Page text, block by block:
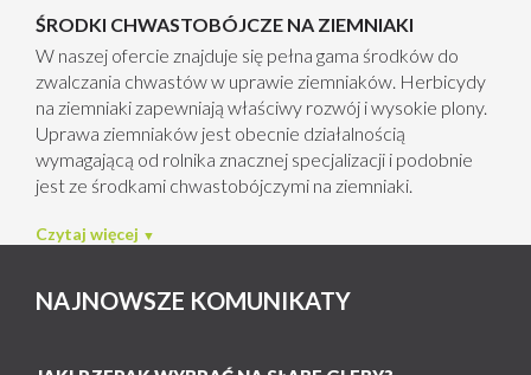
ŚRODKI CHWASTOBÓJCZE NA ZIEMNIAKI
W naszej ofercie znajduje się pełna gama środków do
zwalczania chwastów w uprawie ziemniaków. Herbicydy
na ziemniaki zapewniają właściwy rozwój i wysokie plony.
Uprawa ziemniaków jest obecnie działalnością
wymagającą od rolnika znacznej specjalizacji i podobnie
jest ze środkami chwastobójczymi na ziemniaki.
Czytaj więcej
NAJNOWSZE KOMUNIKATY